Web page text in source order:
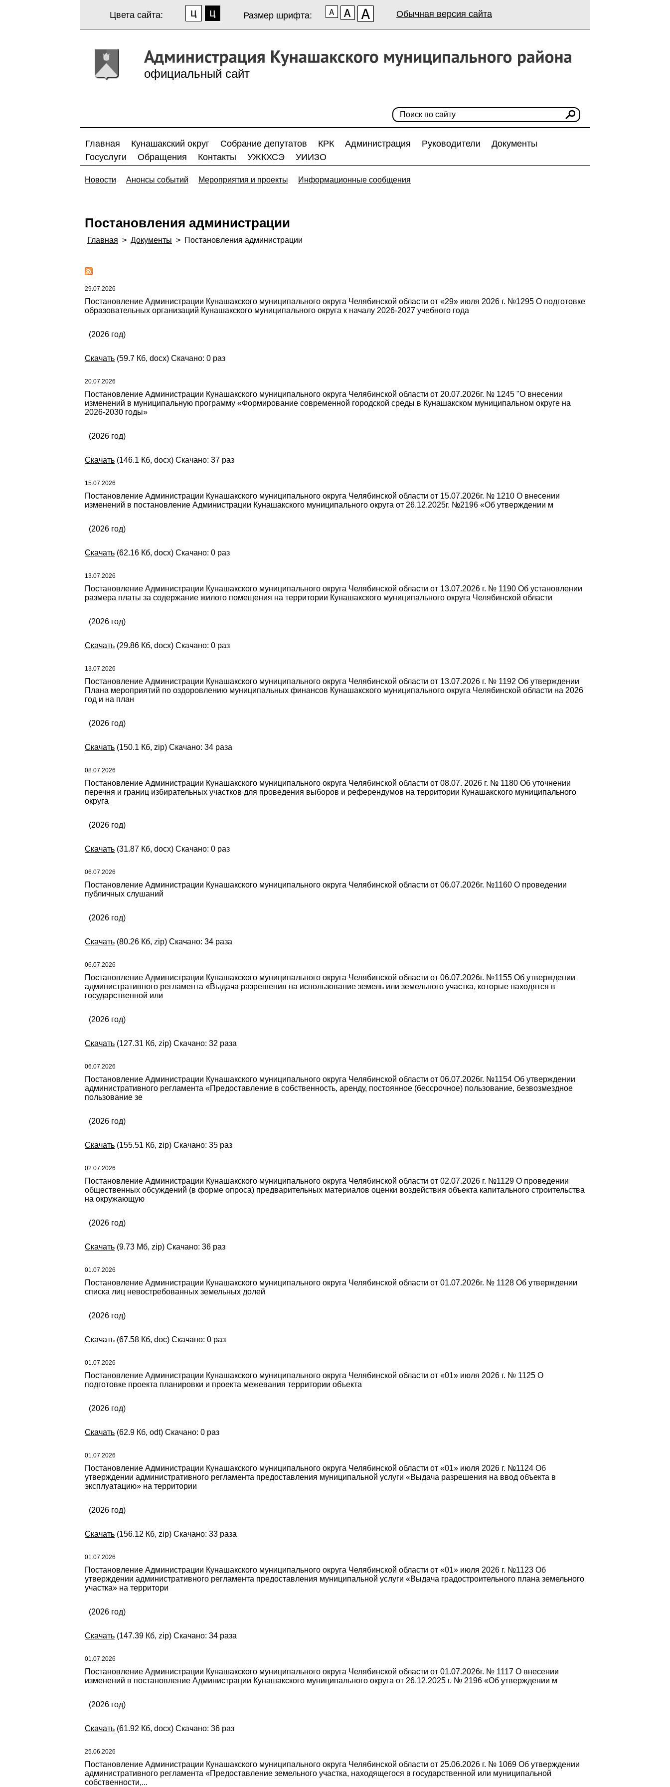
Цвета сайта: Размер шрифта: Обычная версия сайта
официальный сайт
Главная Кунашакский округ Собрание депутатов КРК Администрация Руководители
Документы
Госуслуги
Обращения Контакты УЖКХСЭ УИИЗО
Новости Анонсы событий Мероприятия и проекты Информационные сообщения
Постановления администрации
Главная > Документы > Постановления администрации
29.07.2026
Постановление Администрации Кунашакского муниципального округа Челябинской области от «29» июля 2026 г. №1295 О подготовке
образовательных организаций Кунашакского муниципального округа к началу 2026-2027 учебного года
(2026 год)
Скачать (59.7 Кб, docx) Скачано: 0 раз
20.07.2026
Постановление Администрации Кунашакского муниципального округа Челябинской области от 20.07.2026г. № 1245 "О внесении
изменений в муниципальную программу «Формирование современной городской среды в Кунашакском муниципальном округе на
2026-2030 годы»
(2026 год)
Скачать (146.1 Кб, docx) Скачано: 37 раз
15.07.2026
Постановление Администрации Кунашакского муниципального округа Челябинской области от 15.07.2026г. № 1210 О внесении
изменений в постановление Администрации Кунашакского муниципального округа от 26.12.2025г. №2196 «Об утверждении м
(2026 год)
Скачать (62.16 Кб, docx) Скачано: 0 раз
13.07.2026
Постановление Администрации Кунашакского муниципального округа Челябинской области от 13.07.2026 г. № 1190 Об установлении
размера платы за содержание жилого помещения на территории Кунашакского муниципального округа Челябинской области
(2026 год)
Скачать (29.86 Кб, docx) Скачано: 0 раз
13.07.2026
Постановление Администрации Кунашакского муниципального округа Челябинской области от 13.07.2026 г. № 1192 Об утверждении
Плана мероприятий по оздоровлению муниципальных финансов Кунашакского муниципального округа Челябинской области на 2026
год и на план
(2026 год)
Скачать (150.1 Кб, zip) Скачано: 34 раза
08.07.2026
Постановление Администрации Кунашакского муниципального округа Челябинской области от 08.07. 2026 г. № 1180 Об уточнении
перечня и границ избирательных участков для проведения выборов и референдумов на территории Кунашакского муниципального
округа
(2026 год)
Скачать (31.87 Кб, docx) Скачано: 0 раз
06.07.2026
Постановление Администрации Кунашакского муниципального округа Челябинской области от 06.07.2026г. №1160 О проведении
публичных слушаний
(2026 год)
Скачать (80.26 Кб, zip) Скачано: 34 раза
06.07.2026
Постановление Администрации Кунашакского муниципального округа Челябинской области от 06.07.2026г. №1155 Об утверждении
административного регламента «Выдача разрешения на использование земель или земельного участка, которые находятся в
государственной или
(2026 год)
Скачать (127.31 Кб, zip) Скачано: 32 раза
06.07.2026
Постановление Администрации Кунашакского муниципального округа Челябинской области от 06.07.2026г. №1154 Об утверждении
административного регламента «Предоставление в собственность, аренду, постоянное (бессрочное) пользование, безвозмездное
пользование зе
(2026 год)
Скачать (155.51 Кб, zip) Скачано: 35 раз
02.07.2026
Постановление Администрации Кунашакского муниципального округа Челябинской области от 02.07.2026 г. №1129 О проведении
общественных обсуждений (в форме опроса) предварительных материалов оценки воздействия объекта капитального строительства
на окружающую
(2026 год)
Скачать (9.73 Мб, zip) Скачано: 36 раз
01.07.2026
Постановление Администрации Кунашакского муниципального округа Челябинской области от 01.07.2026г. № 1128 Об утверждении
списка лиц невостребованных земельных долей
(2026 год)
Скачать (67.58 Кб, doc) Скачано: 0 раз
01.07.2026
Постановление Администрации Кунашакского муниципального округа Челябинской области от «01» июля 2026 г. № 1125 О
подготовке проекта планировки и проекта межевания территории объекта
(2026 год)
Скачать (62.9 Кб, odt) Скачано: 0 раз
01.07.2026
Постановление Администрации Кунашакского муниципального округа Челябинской области от «01» июля 2026 г. №1124 Об
утверждении административного регламента предоставления муниципальной услуги «Выдача разрешения на ввод объекта в
эксплуатацию» на территории
(2026 год)
Скачать (156.12 Кб, zip) Скачано: 33 раза
01.07.2026
Постановление Администрации Кунашакского муниципального округа Челябинской области от «01» июля 2026 г. №1123 Об
утверждении административного регламента предоставления муниципальной услуги «Выдача градостроительного плана земельного
участка» на территори
(2026 год)
Скачать (147.39 Кб, zip) Скачано: 34 раза
01.07.2026
Постановление Администрации Кунашакского муниципального округа Челябинской области от 01.07.2026г. № 1117 О внесении
изменений в постановление Администрации Кунашакского муниципального округа от 26.12.2025 г. № 2196 «Об утверждении м
(2026 год)
Скачать (61.92 Кб, docx) Скачано: 36 раз
25.06.2026
Постановление Администрации Кунашакского муниципального округа Челябинской области от 25.06.2026 г. № 1069 Об утверждении
административного регламента «Предоставление земельного участка, находящегося в государственной или муниципальной
собственности,...